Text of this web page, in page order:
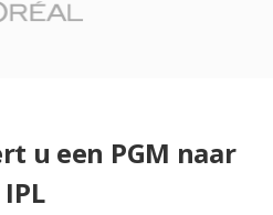
u een PGM naar
IPL